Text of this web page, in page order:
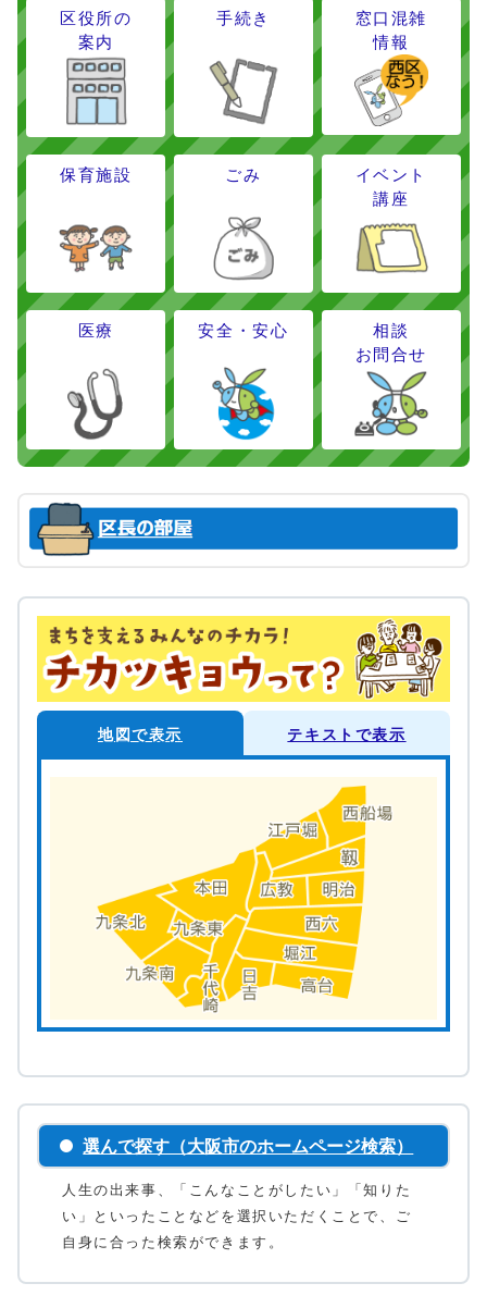
区役所の
案内
手続き
窓口混雑
情報
保育施設 ごみ
イベント
講座
医療 安全・安心
相談
お問合せ
地図で表示 テキストで表示
選んで探す（大阪市のホームページ検索）
人生の出来事、「こんなことがしたい」「知りた
い」といったことなどを選択いただくことで、ご
自身に合った検索ができます。